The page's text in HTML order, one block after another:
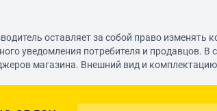
оставляет за собой право изменять
уведомления потребителя и продавцов.
магазина. Внешний вид и